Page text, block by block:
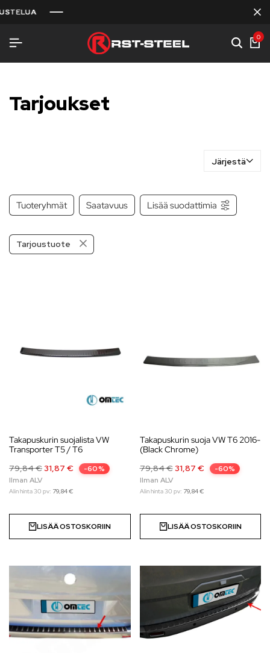
0
Järjestä
Tuoteryhmät Saatavuus Lisää suodattimia
Tarjoustuote
Takapuskurin suojalista VW
Transporter T5 / T6
79,84€31,87 € -60%
Alin hinta 30 pv: 79,84€
LISÄÄ OSTOSKORIIN
Takapuskurin suoja VW T6 2016-
(Black Chrome)
79,84€31,87 € -60%
Alin hinta 30 pv: 79,84€
LISÄÄ OSTOSKORIIN